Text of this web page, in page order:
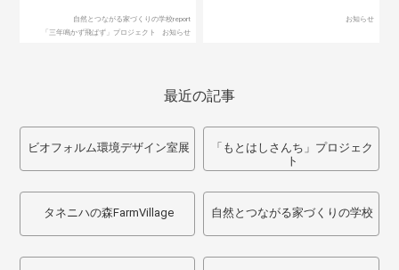
自然とつながる家づくりの学校report
「三年鳴かず飛ばず」プロジェクト
お知らせ
お知らせ
最近の記事
ビオフォルム環境デザイン室展
「もとはしさんち」プロジェク
ト
タネニハの森FarmVillage 自然とつながる家づくりの学校